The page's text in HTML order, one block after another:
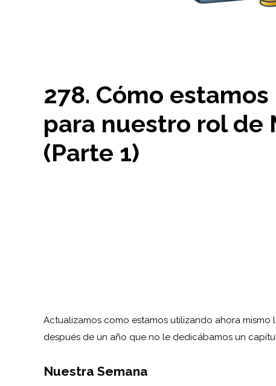
278. Cómo
para nuestro rol de
(Parte 1)
Actualizamos como estamos utilizando ahora mismo
después de un año que no le dedicábamos un
Nuestra Semana